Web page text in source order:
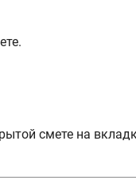
смете на